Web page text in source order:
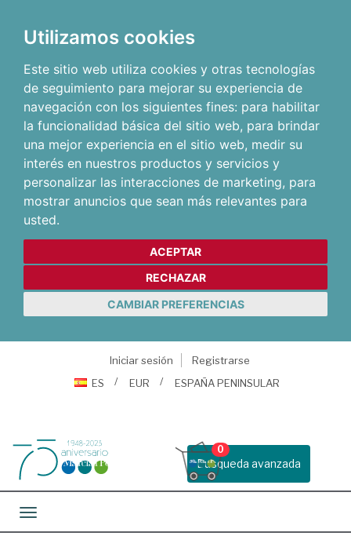
Utilizamos cookies
Este sitio web utiliza cookies y otras tecnologías
de seguimiento para mejorar su experiencia de
navegación con los siguientes fines: para habilitar
la funcionalidad básica del sitio web, para brindar
una mejor experiencia en el sitio web, medir su
interés en nuestros productos y servicios y
personalizar las interacciones de marketing, para
mostrar anuncios que sean más relevantes para
usted.
ACEPTAR
RECHAZAR
CAMBIAR PREFERENCIAS
Iniciar sesión
Registrarse
ES
EUR ESPAÑA PENINSULAR
Busqueda avanzada
0
Toggle navigation